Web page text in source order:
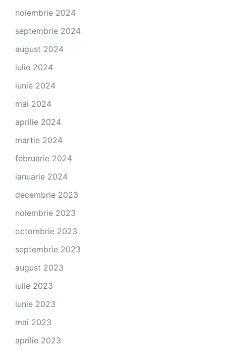
noiembrie 2024
septembrie 2024
august 2024
iulie 2024
iunie 2024
mai 2024
aprilie 2024
martie 2024
februarie 2024
ianuarie 2024
decembrie 2023
noiembrie 2023
octombrie 2023
septembrie 2023
august 2023
iulie 2023
iunie 2023
mai 2023
aprilie 2023